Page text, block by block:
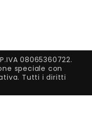
08065360722.
speciale con
Tutti i diritti